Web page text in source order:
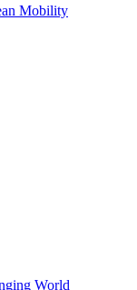
Mobility
World